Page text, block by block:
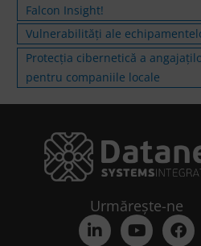
Falcon Insight!
Vulnerabilități ale
Protecția cibernetică a
pentru companiile locale
Urmărește-ne